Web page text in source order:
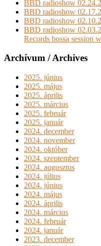
BBD radioshow
BBD radioshow
BBD radioshow
BBD radioshow
Records bossa session
Archívum / Archives
2025. június
2025. május
2025. április
2025. március
2025. február
2025. január
2024. december
2024. november
2024. október
2024. szeptember
2024. augusztus
2024. július
2024. június
2024. május
2024. április
2024. március
2024. február
2024. január
2023. december